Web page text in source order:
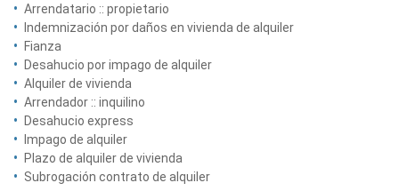
Arrendatario :: propietario
Indemnización por daños en vivienda de alquiler
Fianza
Desahucio por impago de alquiler
Alquiler de vivienda
Arrendador :: inquilino
Desahucio express
Impago de alquiler
Plazo de alquiler de vivienda
Subrogación contrato de alquiler